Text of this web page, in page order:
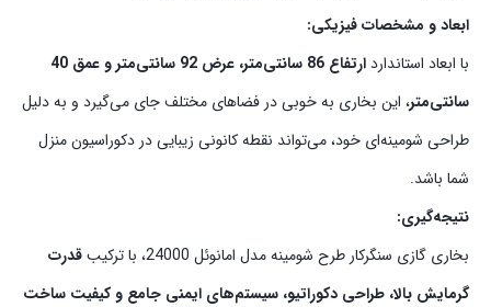
ابعاد و مشخصات فیزیکی:
با ابعاد استاندارد
ارتفاع 86 سانتی‌متر، عرض 92 سانتی‌متر و عمق 40
سانتی‌متر، این بخاری به خوبی در فضاهای مختلف جای می‌گیرد و به دلیل
طراحی شومینه‌ای خود، می‌تواند نقطه کانونی زیبایی در دکوراسیون منزل
شما باشد.
نتیجه‌گیری:
بخاری گازی سنگرکار طرح شومینه مدل امانوئل 24000، با ترکیب
قدرت
گرمایش بالا، طراحی دکوراتیو، سیستم‌های ایمنی جامع و کیفیت ساخت